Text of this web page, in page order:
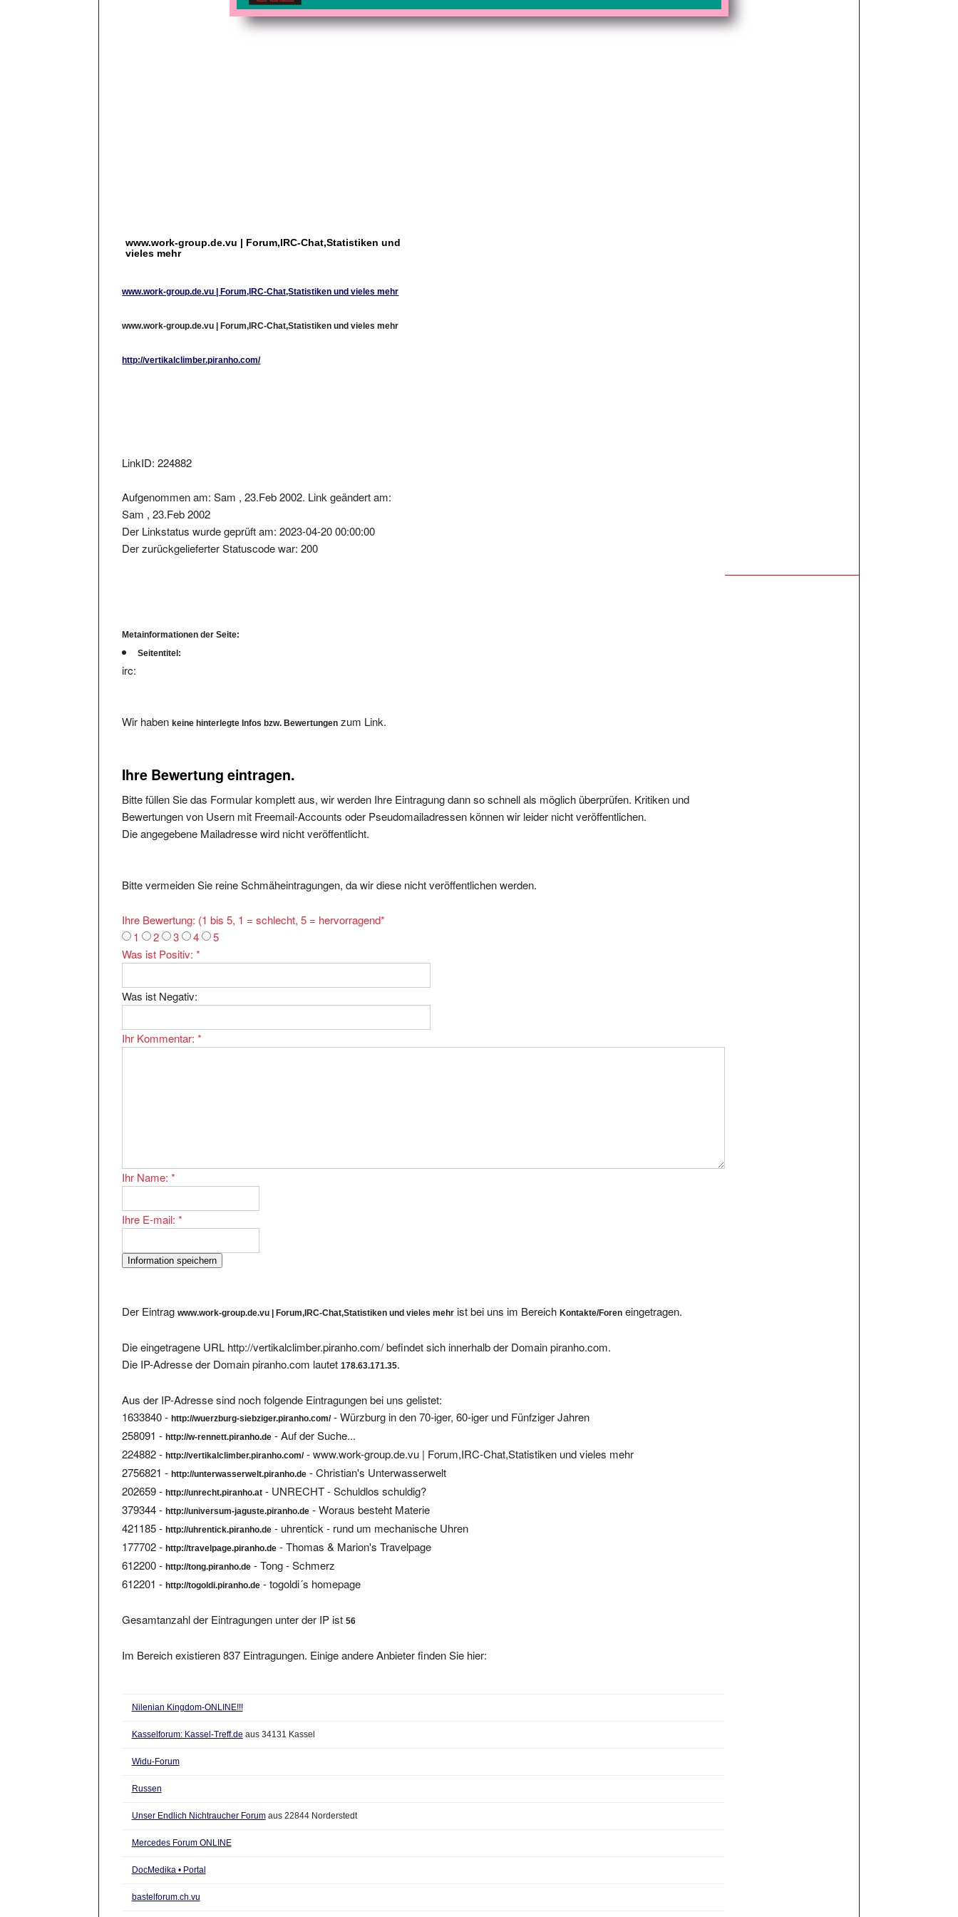
www.work-group.de.vu | Forum,IRC-Chat,Statistiken und
vieles mehr
www.work-group.de.vu | Forum,IRC-Chat,Statistiken und vieles mehr
www.work-group.de.vu | Forum,IRC-Chat,Statistiken und vieles mehr
http://vertikalclimber.piranho.com/
LinkID: 224882
Aufgenommen am: Sam , 23.Feb 2002. Link geändert am:
Sam , 23.Feb 2002
Der Linkstatus wurde geprüft am: 2023-04-20 00:00:00
Der zurückgelieferter Statuscode war: 200
Metainformationen der Seite:
Seitentitel:
irc:
Wir habenkeine hinterlegte Infos bzw. Bewertungen zum Link.
Ihre Bewertung eintragen.
Bitte füllen Sie das Formular komplett aus, wir werden Ihre Eintragung dann so schnell als möglich überprüfen. Kritiken und
Bewertungen von Usern mit Freemail-Accounts oder Pseudomailadressen können wir leider nicht veröffentlichen.
Die angegebene Mailadresse wird nicht veröffentlicht.
Bitte vermeiden Sie reine Schmäheintragungen, da wir diese nicht veröffentlichen werden.
Ihre Bewertung: (1 bis 5, 1 = schlecht, 5 = hervorragend*
1
2 3 4
5
Was ist Positiv:*
Was ist Negativ:
Ihr Kommentar:*
Ihr Name:*
Ihre E-mail:*
Der Eintragwww.work-group.de.vu | Forum,IRC-Chat,Statistiken und vieles mehr ist bei uns im BereichKontakte/Foren eingetragen.
Die eingetragene URL http://vertikalclimber.piranho.com/ befindet sich innerhalb der Domain piranho.com.
Die IP-Adresse der Domain piranho.com lautet178.63.171.35.
Aus der IP-Adresse sind noch folgende Eintragungen bei uns gelistet:
1633840 -http://wuerzburg-siebziger.piranho.com/- Würzburg in den 70-iger, 60-iger und Fünfziger Jahren
258091 -http://w-rennett.piranho.de - Auf der Suche...
224882 -http://vertikalclimber.piranho.com/- www.work-group.de.vu | Forum,IRC-Chat,Statistiken und vieles mehr
2756821 -http://unterwasserwelt.piranho.de - Christian's Unterwasserwelt
202659 -http://unrecht.piranho.at - UNRECHT - Schuldlos schuldig?
379344 -http://universum-jaguste.piranho.de - Woraus besteht Materie
421185 -http://uhrentick.piranho.de - uhrentick - rund um mechanische Uhren
177702 -http://travelpage.piranho.de - Thomas & Marion's Travelpage
612200 -http://tong.piranho.de - Tong - Schmerz
612201 -http://togoldi.piranho.de - togoldi´s homepage
Gesamtanzahl der Eintragungen unter der IP ist56
Im Bereich existieren 837 Eintragungen. Einige andere Anbieter finden Sie hier:
Nilenian Kingdom-ONLINE!!!
Kasselforum: Kassel-Treff.de aus 34131 Kassel
Widu-Forum
Russen
Unser Endlich Nichtraucher Forumaus 22844 Norderstedt
Mercedes Forum ONLINE
DocMedika • Portal
bastelforum.ch.vu